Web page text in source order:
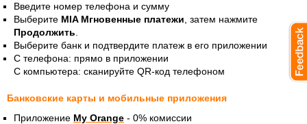
Введите номер телефона и сумму
Выберите MIA Мгновенные платежи , затем нажмите
Продолжить
Выберите банк и подтвердите платеж в его приложении
С телефона: прямо в приложении
С компьютера: сканируйте QR-код телефоном
Банковские карты и мобильные приложения
Приложение My Orange - 0% комиссии